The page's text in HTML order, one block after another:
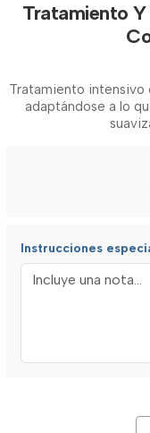
Tratamiento Y
Tratamiento intensivo
adaptándose a lo
Instrucciones